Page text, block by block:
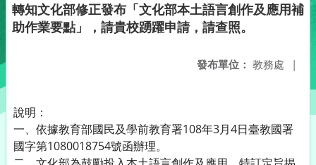
轉知文化部修正發布「文化部本土語言創作及應用補
助作業要點」，請貴校踴躍申請，請查照。
發布單位： 教務處 |
說明：
一、依據教育部國民及學前教育署108年3月4日臺教國署
國字第1080018754號函辦理。